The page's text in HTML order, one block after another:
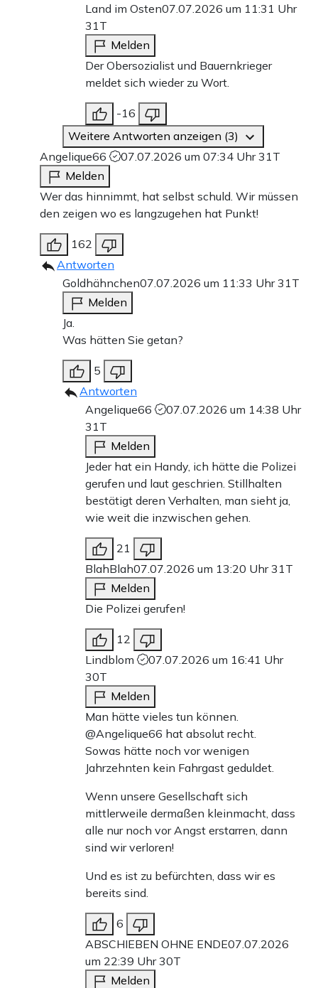
Land im Osten07.07.2026 um 11:31 Uhr
31T
Melden
Der Obersozialist und Bauernkrieger
meldet sich wieder zu Wort.
-16
Weitere Antworten anzeigen (3)
Angelique66
07.07.2026 um 07:34 Uhr31T
Melden
Wer das hinnimmt, hat selbst schuld. Wir müssen
den zeigen wo es langzugehen hat Punkt!
162
Antworten
Goldhähnchen07.07.2026 um 11:33 Uhr31T
Melden
Ja.
Was hätten Sie getan?
5
Antworten
Angelique66
07.07.2026 um 14:38 Uhr
31T
Melden
Jeder hat ein Handy, ich hätte die Polizei
gerufen und laut geschrien. Stillhalten
bestätigt deren Verhalten, man sieht ja,
wie weit die inzwischen gehen.
21
BlahBlah07.07.2026 um 13:20 Uhr31T
Melden
Die Polizei gerufen!
12
Lindblom
07.07.2026 um 16:41 Uhr
30T
Melden
Man hätte vieles tun können.
@Angelique66 hat absolut recht.
Sowas hätte noch vor wenigen
Jahrzehnten kein Fahrgast geduldet.
Wenn unsere Gesellschaft sich
mittlerweile dermaßen kleinmacht, dass
alle nur noch vor Angst erstarren, dann
sind wir verloren!
Und es ist zu befürchten, dass wir es
bereits sind.
6
ABSCHIEBEN OHNE ENDE07.07.2026
um 22:39 Uhr30T
Melden